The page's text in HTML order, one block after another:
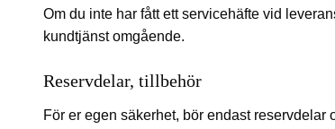
Om du inte har fått ett servicehäfte vid
kundtjänst omgående.
Reservdelar, tillbehör
För er egen säkerhet, bör endast reservdelar